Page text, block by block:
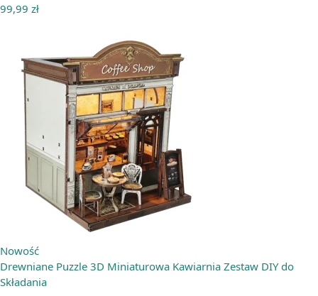
99,99 zł
Nowość
Drewniane Puzzle 3D Miniaturowa Kawiarnia Zestaw DIY do
Składania